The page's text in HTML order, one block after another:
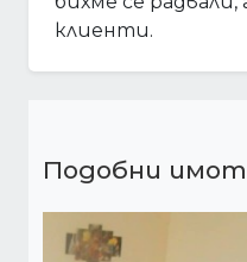
клиенти.
Подобни